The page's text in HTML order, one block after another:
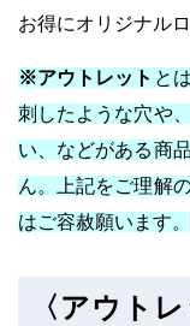
お得にオリジナル
※アウトレット と
刺したような穴や
い、などがある商品
ん。上記をご理解
はご容赦願います。
〈アウト